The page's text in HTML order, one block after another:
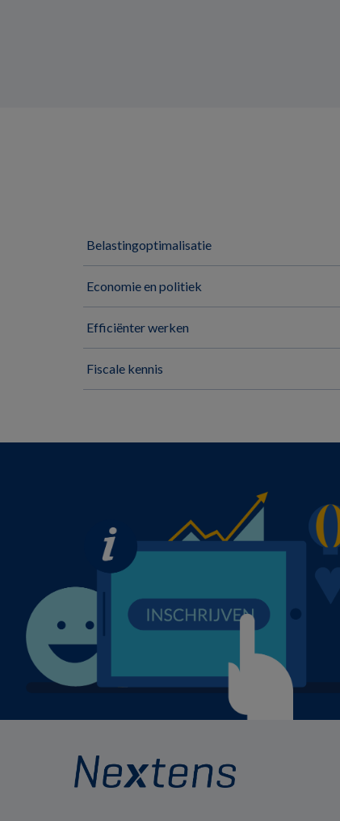
Belastingoptimalisatie
Economie en politiek
Efficiënter werken
Fiscale kennis